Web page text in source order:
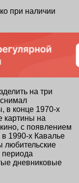
при наличии
на три
в конце 1970-х
картины на
с появлением
в 1990-х Кавалье
любительские
периода
дневниковые